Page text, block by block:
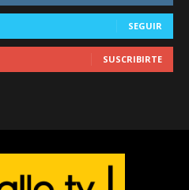
SEGUIR
SUSCRIBIRTE